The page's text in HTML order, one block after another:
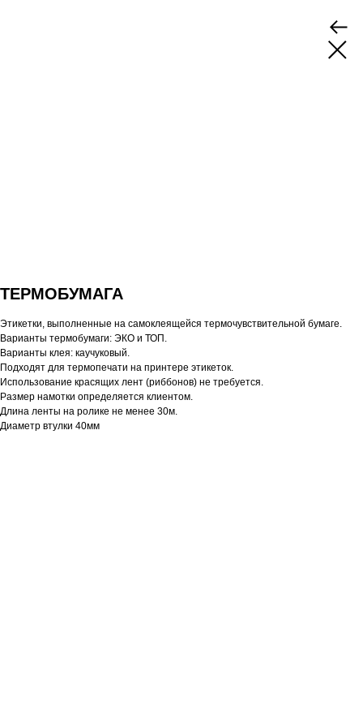
ТЕРМОБУМАГА
Этикетки, выполненные на самоклеящейся термочувствительной бумаге.
Варианты термобумаги: ЭКО и ТОП.
Варианты клея: каучуковый.
Подходят для термопечати на принтере этикеток.
Использование красящих лент (риббонов) не требуется.
Размер намотки определяется клиентом.
Длина ленты на ролике не менее 30м.
Диаметр втулки 40мм